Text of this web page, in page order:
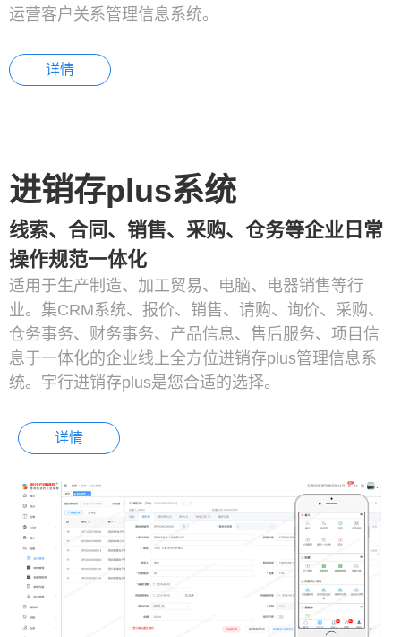
运营客户关系管理信息系统。
详情
进销存plus系统
线索、合同、销售、采购、仓务等企业日常
操作规范一体化
适用于生产制造、加工贸易、电脑、电器销售等行
业。集CRM系统、报价、销售、请购、询价、采购、
仓务事务、财务事务、产品信息、售后服务、项目信
息于一体化的企业线上全方位进销存plus管理信息系
统。宇行进销存plus是您合适的选择。
详情